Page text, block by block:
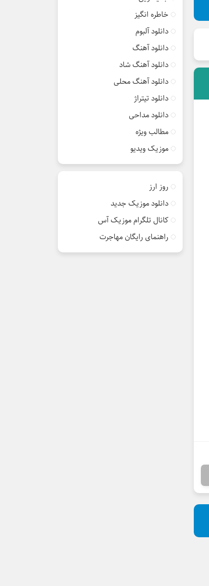
خاطره انگیز
دانلود آلبوم
دانلود آهنگ
دانلود آهنگ شاد
دانلود آهنگ محلی
دانلود تیتراژ
دانلود مداحی
مطالب ویژه
موزیک ویدیو
روز ارز
دانلود موزیک جدید
کانال تلگرام موزیک آس
راهنمای رایگان مهاجرت